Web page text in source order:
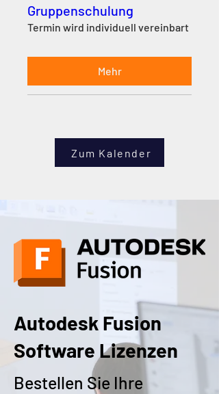
Gruppenschulung
Termin wird individuell vereinbart
Mehr
Zum Kalender
Autodesk Fusion
Software Lizenzen
Bestellen Sie Ihre